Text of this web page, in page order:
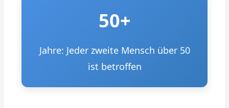
50+
Jahre: Jeder zweite Mensch über 50
ist betroffen